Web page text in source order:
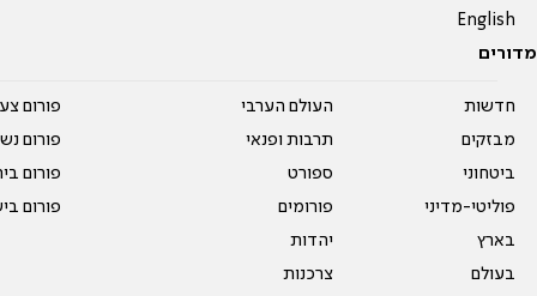
English
מדורים
חדשות
מבזקים
ביטחוני
פוליטי-מדיני
בארץ
בעולם
העולם הערבי
תרבות ופנאי
ספורט
פורומים
יהדות
צרכנות
פורום
פורום
פורום
פורום